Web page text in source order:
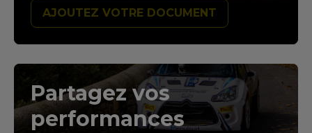
AJOUTEZ VOTRE DOCUMENT
Partagez vos
performances